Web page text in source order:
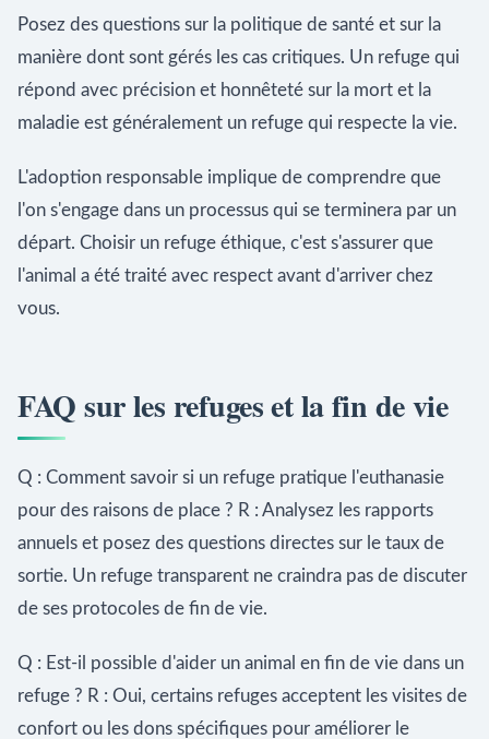
Posez des questions sur la politique de santé et sur la
manière dont sont gérés les cas critiques. Un refuge qui
répond avec précision et honnêteté sur la mort et la
maladie est généralement un refuge qui respecte la vie.
L'adoption responsable implique de comprendre que
l'on s'engage dans un processus qui se terminera par un
départ. Choisir un refuge éthique, c'est s'assurer que
l'animal a été traité avec respect avant d'arriver chez
vous.
FAQ sur les refuges et la fin de vie
Q : Comment savoir si un refuge pratique l'euthanasie
pour des raisons de place ? R : Analysez les rapports
annuels et posez des questions directes sur le taux de
sortie. Un refuge transparent ne craindra pas de discuter
de ses protocoles de fin de vie.
Q : Est-il possible d'aider un animal en fin de vie dans un
refuge ? R : Oui, certains refuges acceptent les visites de
confort ou les dons spécifiques pour améliorer le